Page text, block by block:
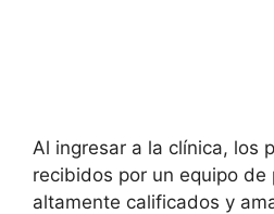
Al ingresar a la clínica, los
recibidos por un equipo de
altamente calificados y